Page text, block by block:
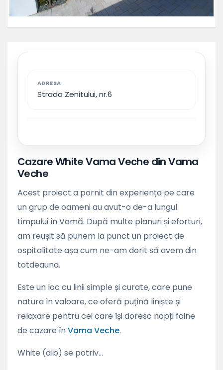
ADRESA
Strada Zenitului, nr.6
Cazare White Vama Veche din Vama
Veche
Acest proiect a pornit din experiența pe care
un grup de oameni au avut-o de-a lungul
timpului în Vamă. După multe planuri și eforturi,
am reușit să punem la punct un proiect de
ospitalitate așa cum ne-am dorit să avem din
totdeauna.
Este un loc cu linii simple și curate, care pune
natura în valoare, ce oferă puțină liniște și
relaxare pentru cei care își doresc nopți faine
de cazare înVama Veche.
White (alb) se potriv...